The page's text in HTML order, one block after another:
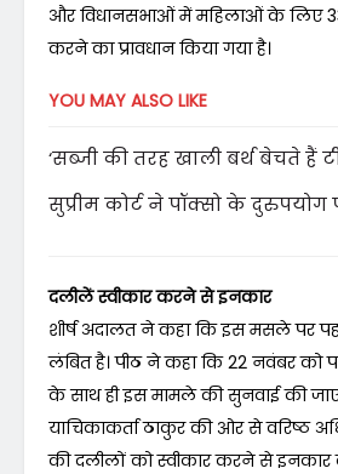
और विधानसभाओं में महिलाओं के लिए
करने का प्रावधान किया गया है।
YOU MAY ALSO LIKE
‘सब्जी की तरह खाली बर्थ बेचते हैं
सुप्रीम कोर्ट ने पॉक्सो के दुरुपयोग
दलीलें स्वीकार करने से इनकार
शीर्ष अदालत ने कहा कि इस मसले पर
लंबित है। पीठ ने कहा कि 22 नवंबर को
के साथ ही इस मामले की सुनवाई की
याचिकाकर्ता ठाकुर की ओर से वरिष्ठ
की दलीलों को स्वीकार करने से इनकार